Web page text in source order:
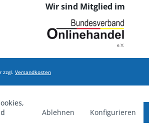
Wir sind Mitglied im
zzgl. Versandkosten
Ablehnen Konfigurieren